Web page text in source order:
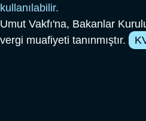
kullanılabilir.
Umut Vakfı'na, Bakanlar
vergi muafiyeti tanınmıştır.